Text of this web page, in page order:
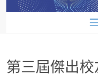
第三屆傑出